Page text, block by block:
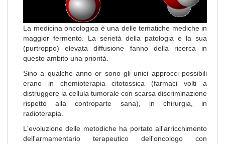
La medicina oncologica è una delle tematiche mediche in
maggior fermento. La serietà della patologia e la sua
(purtroppo) elevata diffusione fanno della ricerca in
questo ambito una priorità.
Sino a qualche anno or sono gli unici approcci possibili
erano in chemioterapia citotossica (farmaci volti a
distruggere la cellula tumorale con scarsa discriminazione
rispetto alla controparte sana), in chirurgia, in
radioterapia.
L'evoluzione delle metodiche ha portato all'arricchimento
dell'armamentario terapeutico dell'oncologo con